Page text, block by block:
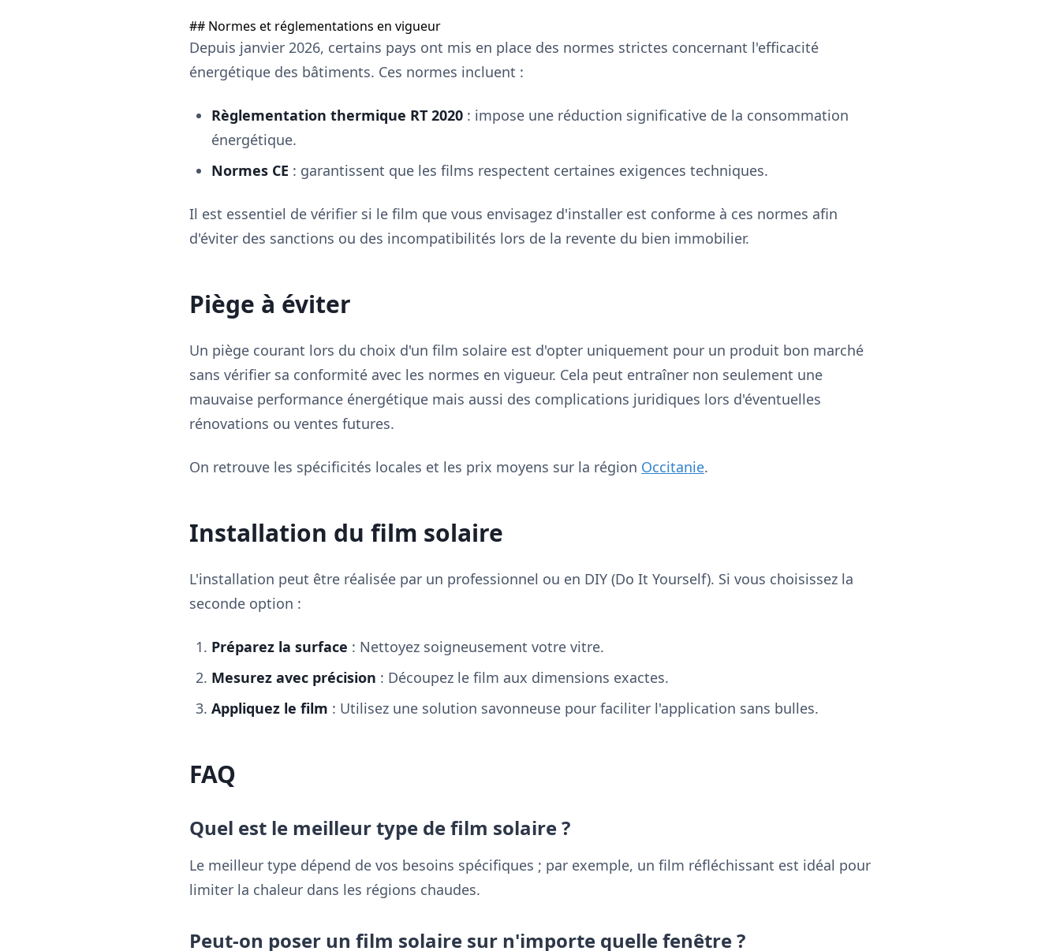
## Normes et réglementations en vigueur
Depuis janvier 2026, certains pays ont mis en place des normes strictes concernant l'efficacité
énergétique des bâtiments. Ces normes incluent :
Règlementation thermique RT 2020 : impose une réduction significative de la consommation
énergétique.
Normes CE : garantissent que les films respectent certaines exigences techniques.
Il est essentiel de vérifier si le film que vous envisagez d'installer est conforme à ces normes afin
d'éviter des sanctions ou des incompatibilités lors de la revente du bien immobilier.
Piège à éviter
Un piège courant lors du choix d'un film solaire est d'opter uniquement pour un produit bon marché
sans vérifier sa conformité avec les normes en vigueur. Cela peut entraîner non seulement une
mauvaise performance énergétique mais aussi des complications juridiques lors d'éventuelles
rénovations ou ventes futures.
On retrouve les spécificités locales et les prix moyens sur la région Occitanie.
Installation du film solaire
L'installation peut être réalisée par un professionnel ou en DIY (Do It Yourself). Si vous choisissez la
seconde option :
Préparez la surface : Nettoyez soigneusement votre vitre.
Mesurez avec précision : Découpez le film aux dimensions exactes.
Appliquez le film : Utilisez une solution savonneuse pour faciliter l'application sans bulles.
FAQ
Quel est le meilleur type de film solaire ?
Le meilleur type dépend de vos besoins spécifiques ; par exemple, un film réfléchissant est idéal pour
limiter la chaleur dans les régions chaudes.
Peut-on poser un film solaire sur n'importe quelle fenêtre ?